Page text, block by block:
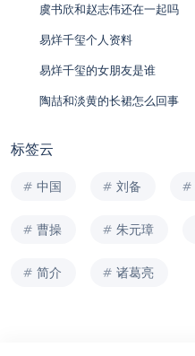
虞书欣和赵志伟还在一起吗
易烊千玺个人资料
易烊千玺的女朋友是谁
陶喆和淡黄的长裙怎么回事
标签云
中国 刘备
曹操 朱元璋
简介 诸葛亮